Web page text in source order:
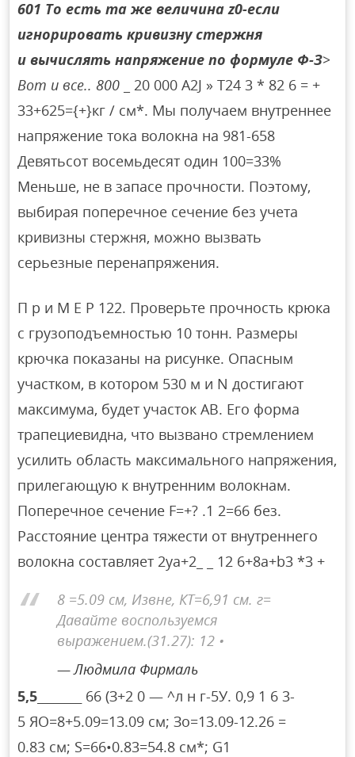
601 То есть та же величина z0-если
игнорировать кривизну стержня
и вычислять напряжение по формуле Ф-З>
Вот и все.. 800 _ 20 000 A2J » T24 3 * 82 6 = +
33+625={+}кг / см*. Мы получаем внутреннее
напряжение тока волокна на 981-658
Девятьсот восемьдесят один 100=33%
Меньше, не в запасе прочности. Поэтому,
выбирая поперечное сечение без учета
кривизны стержня, можно вызвать
серьезные перенапряжения.
П р и М Е Р 122. Проверьте прочность крюка
с грузоподъемностью 10 тонн. Размеры
крючка показаны на рисунке. Опасным
участком, в котором 530 м и N достигают
максимума, будет участок AB. Его форма
трапециевидна, что вызвано стремлением
усилить область максимального напряжения,
прилегающую к внутренним волокнам.
Поперечное сечение F=+? .1 2=66 без.
Расстояние центра тяжести от внутреннего
волокна составляет 2ya+2_ _ 12 6+8a+b3 *3 +
8 =5.09 см, Извне, КТ=6,91 см. г=
Давайте воспользуемся
выражением.(31.27): 12 •
Людмила Фирмаль
5,5________
66 (З+2 0 — ^л н г-5У. 0,9 1 6 3-
5 ЯО=8+5.09=13.09 см; Зо=13.09-12.26 =
0.83 см; S=66•0.83=54.8 см*; G1